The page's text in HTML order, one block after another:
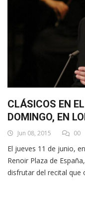
CLÁSICOS EN
DOMINGO, EN
Jun 08, 2015 00
El jueves 11 de junio,
Renoir Plaza de
disfrutar del recital que